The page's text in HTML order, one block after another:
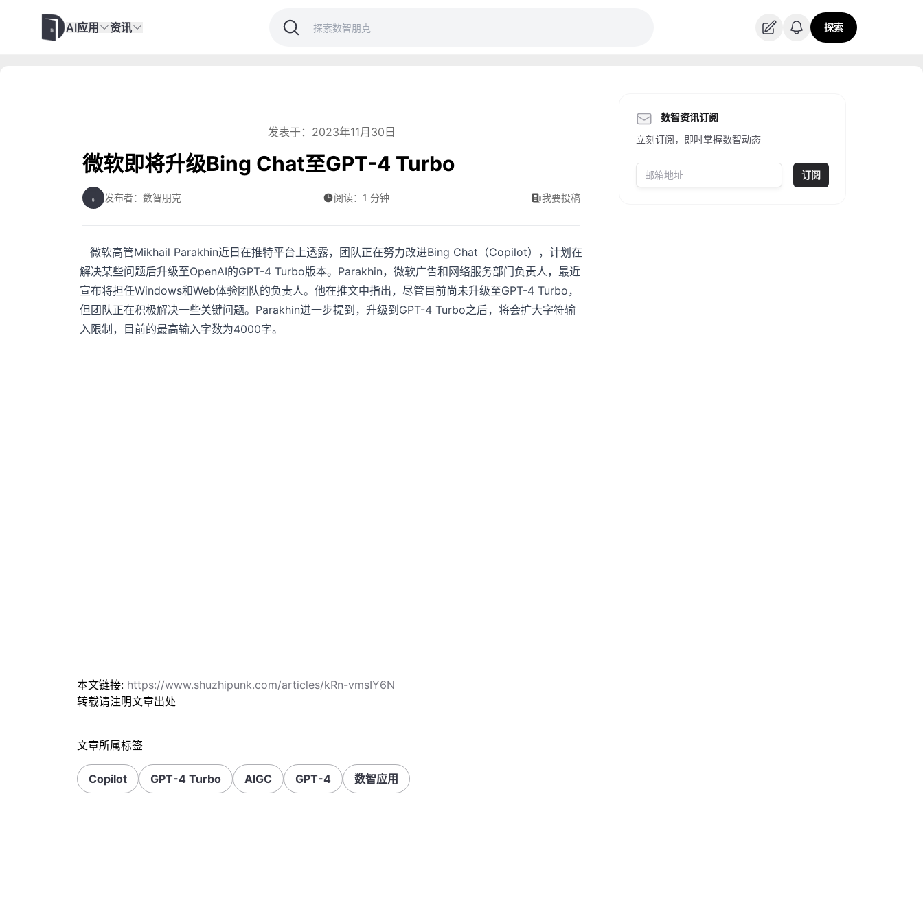
AI应用 资讯 探索
发表于：2023年11月30日
微软即将升级Bing Chat至GPT-4 Turbo
发布者：数智朋克 阅读：1 分钟 我要投稿
微软高管Mikhail Parakhin近日在推特平台上透露，团队正在努力改进Bing Chat（Copilot），计划在
解决某些问题后升级至OpenAI的GPT-4 Turbo版本。Parakhin，微软广告和网络服务部门负责人，最近
宣布将担任Windows和Web体验团队的负责人。他在推文中指出，尽管目前尚未升级至GPT-4 Turbo，
但团队正在积极解决一些关键问题。Parakhin进一步提到，升级到GPT-4 Turbo之后，将会扩大字符输
入限制，目前的最高输入字数为4000字。
数智资讯订阅
立刻订阅，即时掌握数智动态
订阅
本文链接: https://www.shuzhipunk.com/articles/kRn-vmsIY6N
转载请注明文章出处
文章所属标签
Copilot GPT-4 Turbo AIGC GPT-4 数智应用